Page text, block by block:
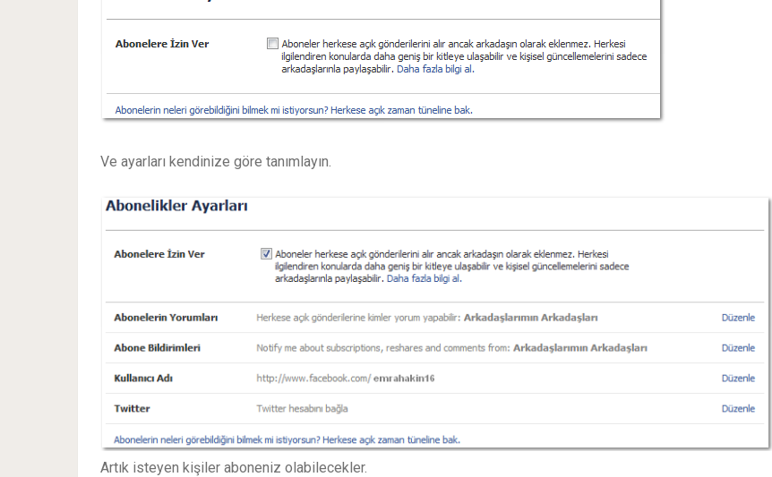
Ve ayarları kendinize göre tanımlayın.
Artık isteyen kişiler aboneniz olabilecekler.